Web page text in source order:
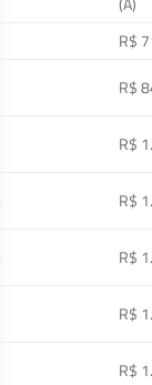
R$
R$
R$
R$
R$
R$
R$